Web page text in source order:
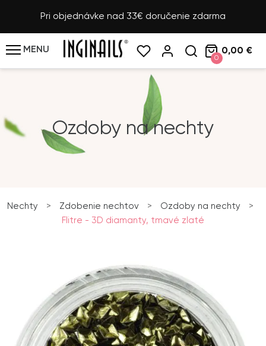
Pri objednávke nad 33€ doručenie zdarma
MENU
0
0,00 €
Ozdoby na nechty
Nechty > Zdobenie nechtov > Ozdoby na nechty
>
Flitre - 3D diamanty, tmavé zlaté